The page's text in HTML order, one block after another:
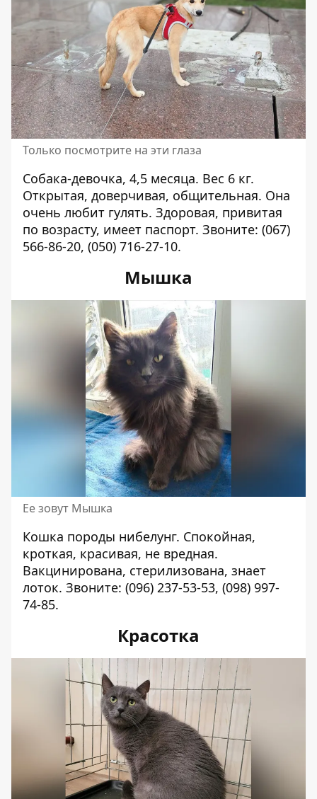
Только посмотрите на эти глаза
Собака-девочка, 4,5 месяца. Вес 6 кг.
Открытая, доверчивая, общительная. Она
очень любит гулять. Здоровая, привитая
по возрасту, имеет паспорт. Звоните: (067)
566-86-20, (050) 716-27-10.
Мышка
Ее зовут Мышка
Кошка породы нибелунг. Спокойная,
кроткая, красивая, не вредная.
Вакцинирована, стерилизована, знает
лоток. Звоните: (096) 237-53-53, (098) 997-
74-85.
Красотка